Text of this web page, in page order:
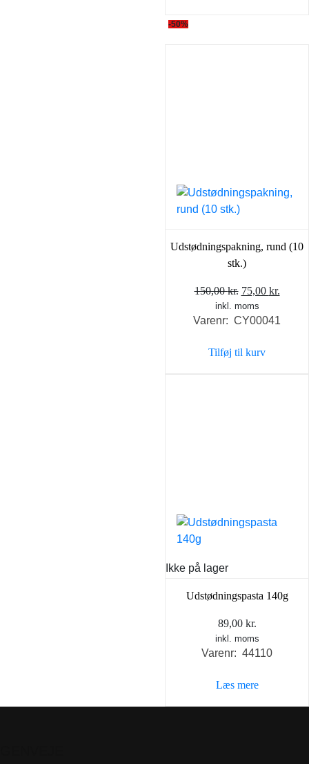
-50%
Udstødningspakning, rund (10
stk.)
150,00kr. Den
oprindelige
pris
150,00 kr..
75,00 kr.
pris
inkl. moms
Varenr: CY00041
Tilføj til kurv
Ikke på lager
Udstødningspasta 140g
89,00 kr.
inkl. moms
Varenr: 44110
Læs mere